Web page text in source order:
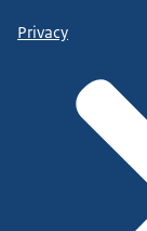
Privacy